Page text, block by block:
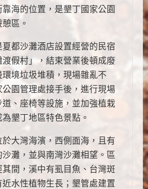
海的位置，是墾丁國家公園
區。
夏都沙灘酒店設置經營的民宿
渡假村」，結束營業後頓成廢
境垃圾堆積，現場雜亂不
園管理處接手後，進行現場
、座椅等設施，並加強植栽
墾丁地區特色景點。
於大灣海濱，西側面海，且有
灘，並與南灣沙灘相望。區
其間，溪中有虱目魚、台灣斑
近水性植物生長；墾管處建置